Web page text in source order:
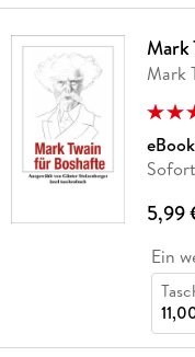
Mark
Mark
5,99
Ein